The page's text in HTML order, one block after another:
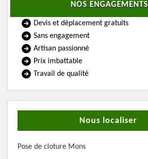
NOS ENGAGEMENTS
Devis et déplacement gratuits
Sans engagement
Artisan passionné
Prix imbattable
Travail de qualité
Nous localiser
Pose de cloture Mons